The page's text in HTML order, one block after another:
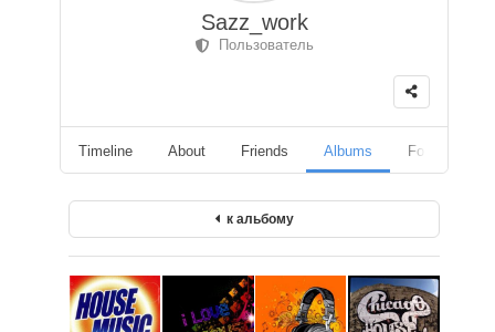
Sazz_work
Пользователь
Timeline About Friends Albums Followers
к альбому